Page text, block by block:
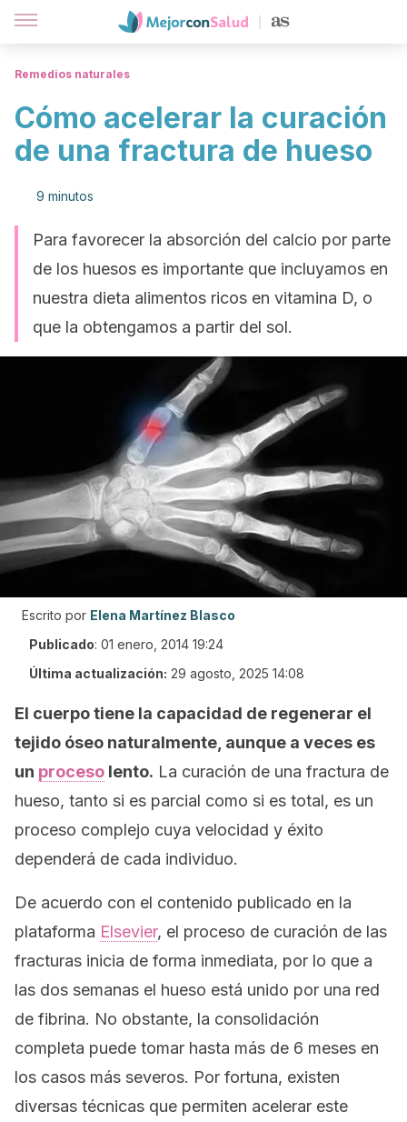
Remedios naturales
Cómo acelerar la curación
de una fractura de hueso
9 minutos
Para favorecer la absorción del calcio por parte
de los huesos es importante que incluyamos en
nuestra dieta alimentos ricos en vitamina D, o
que la obtengamos a partir del sol.
Escrito por Elena Martínez Blasco
Publicado: 01 enero, 2014 19:24
Última actualización: 29 agosto, 2025 14:08
El cuerpo tiene la capacidad de regenerar el
tejido óseo naturalmente, aunque a veces es
un proceso lento. La curación de una fractura de
hueso, tanto si es parcial como si es total, es un
proceso complejo cuya velocidad y éxito
dependerá de cada individuo.
De acuerdo con el contenido publicado en la
plataforma Elsevier, el proceso de curación de las
fracturas inicia de forma inmediata, por lo que a
las dos semanas el hueso está unido por una red
de fibrina. No obstante, la consolidación
completa puede tomar hasta más de 6 meses en
los casos más severos. Por fortuna, existen
diversas técnicas que permiten acelerar este